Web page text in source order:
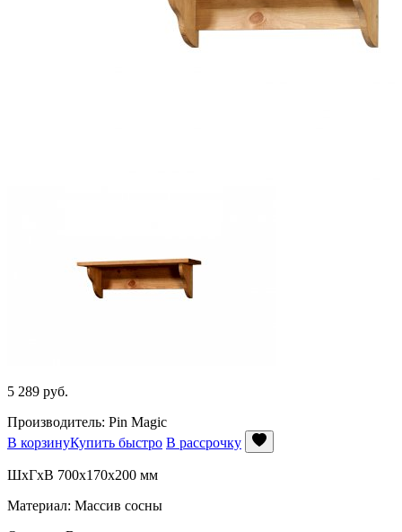
5 289 руб.
Производитель: Pin Magic
В корзинуКупить быстро В рассрочку
ШхГхВ 700x170x200 мм
Материал: Массив сосны